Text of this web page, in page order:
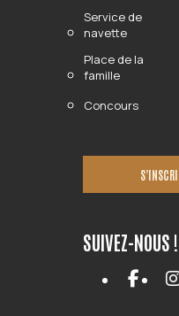
Service de
navette
Place de la
famille
Concours
SUIVEZ-NOUS !